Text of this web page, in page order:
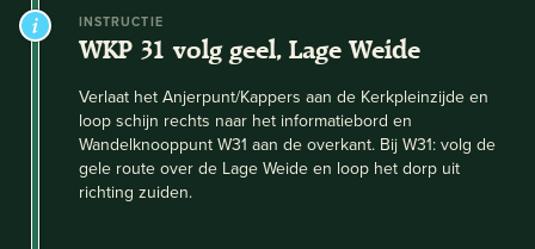
INSTRUCTIE
WKP 31 volg geel, Lage Weide
Verlaat het Anjerpunt/Kappers aan de Kerkpleinzijde en
loop schijn rechts naar het informatiebord en
Wandelknooppunt W31 aan de overkant. Bij W31: volg de
gele route over de Lage Weide en loop het dorp uit
richting zuiden.